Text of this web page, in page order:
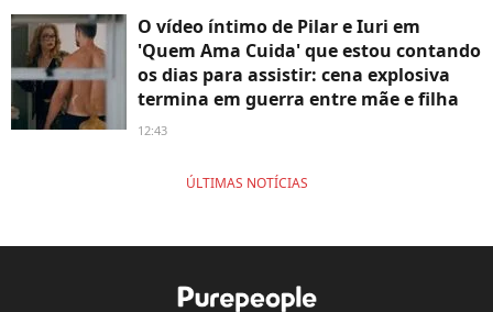
O vídeo íntimo de Pilar e Iuri em
'Quem Ama Cuida' que estou contando
os dias para assistir: cena explosiva
termina em guerra entre mãe e filha
12:43
ÚLTIMAS NOTÍCIAS